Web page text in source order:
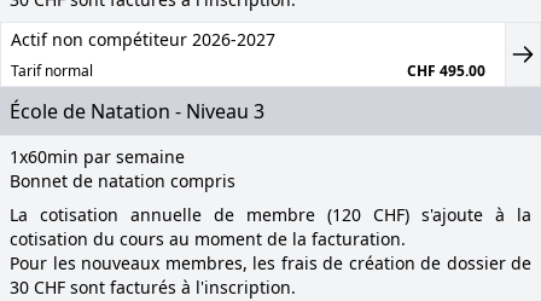
Actif non compétiteur 2026-2027
Tarif normal CHF 495.00
École de Natation - Niveau 3
1x60min par semaine
Bonnet de natation compris
La cotisation annuelle de membre (120 CHF) s'ajoute à la
cotisation du cours au moment de la facturation.
Pour les nouveaux membres, les frais de création de dossier de
30 CHF sont facturés à l'inscription.